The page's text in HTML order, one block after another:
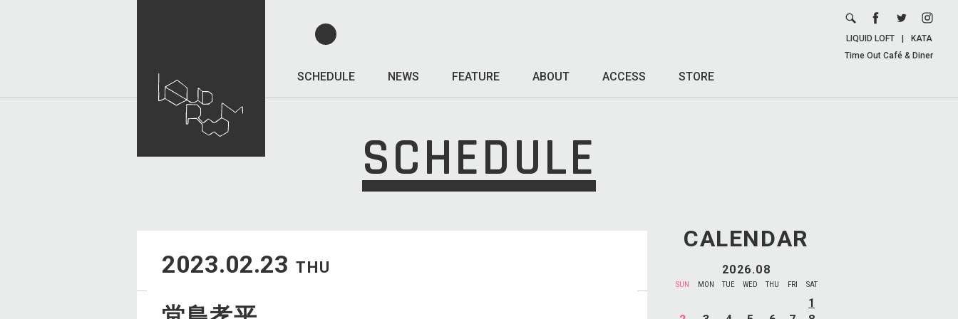
SCHEDULE NEWS FEATURE ABOUT ACCESS STORE
LIQUID LOFT
KATA
Time Out Café & Diner
SCHEDULE
CALENDAR
2026.08
SUN MON TUE WED THU FRI SAT
1
2023.02.23 THU